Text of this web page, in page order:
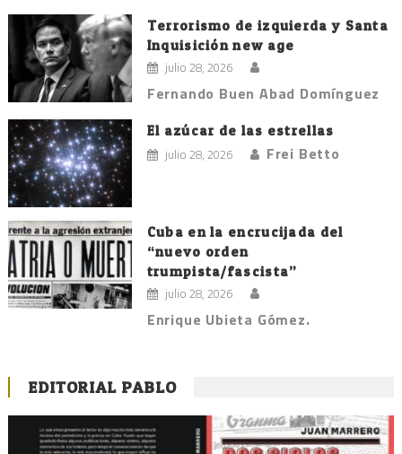
Terrorismo de izquierda y Santa
Inquisición new age
julio 28, 2026
Fernando Buen Abad Domínguez
El azúcar de las estrellas
julio 28, 2026 Frei Betto
Cuba en la encrucijada del
“nuevo orden
trumpista/fascista”
julio 28, 2026
Enrique Ubieta Gómez.
EDITORIAL PABLO